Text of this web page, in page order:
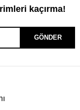
kaçırma!
GÖNDER